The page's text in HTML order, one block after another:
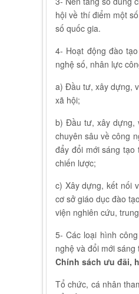
hội về thí điểm một
số quốc gia.
4- Hoạt động đào
nghệ số, nhân lực
a) Đầu tư, xây dựng,
xã hội;
b) Đầu tư, xây dựng,
chuyên sâu về công
đẩy đổi mới sáng
chiến lược;
c) Xây dựng, kết nối
cơ sở giáo dục đào
viện nghiên cứu,
5- Các loại hình
nghệ và đổi mới
Chính sách ưu đãi,
Tổ chức, cá nhân